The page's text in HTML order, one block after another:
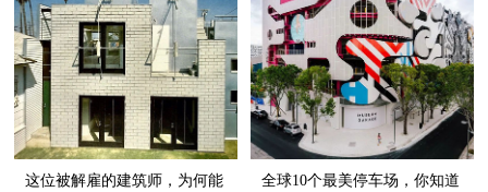
这位被解雇的建筑师，为何能 全球10个最美停车场，你知道